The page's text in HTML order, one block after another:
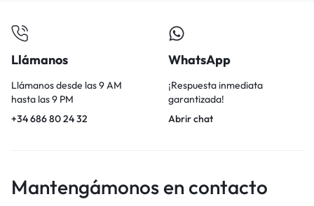
Llámanos
Llámanos desde las 9 AM
hasta las 9 PM
+34 686 80 24 32
WhatsApp
¡Respuesta inmediata
garantizada!
Abrir chat
Mantengámonos en contacto